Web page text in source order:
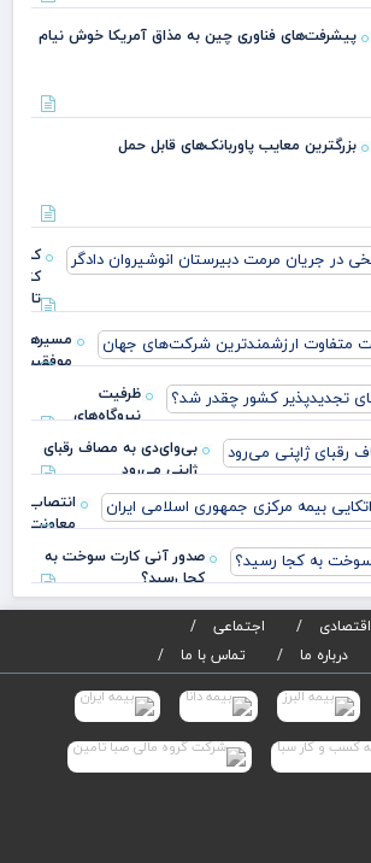
پیشرفت‌های فناوری چین به مذاق آمریکا خوش نیام
بزرگترین معایب پاوربانک‌های قابل حمل
کشف
کتیبه
جریان
مرمتمسیرهای
موفقیت
شرکت‌های
جه
ظرفیت
نیروگاه‌های
تجدیدپذیر کشور
چقدر شد؟
بی‌وای‌دی به مصاف رقبای
ژاپنی می‌رود
انتصاب
معاونت
بیمه
مرکزی
جمهوری
صدور آنی کارت سوخت به
کجا رسید؟
اقتصادی
اجتماعی
درباره ما تماس با ما